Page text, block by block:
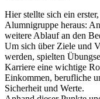
Hier stellte sich ein
Alumnigruppe heraus:
weitere Ablauf an den
Um sich über Ziele und
werden, spielten
Karriere eine wichtige
Einkommen, berufliche
Sicherheit und Werte.